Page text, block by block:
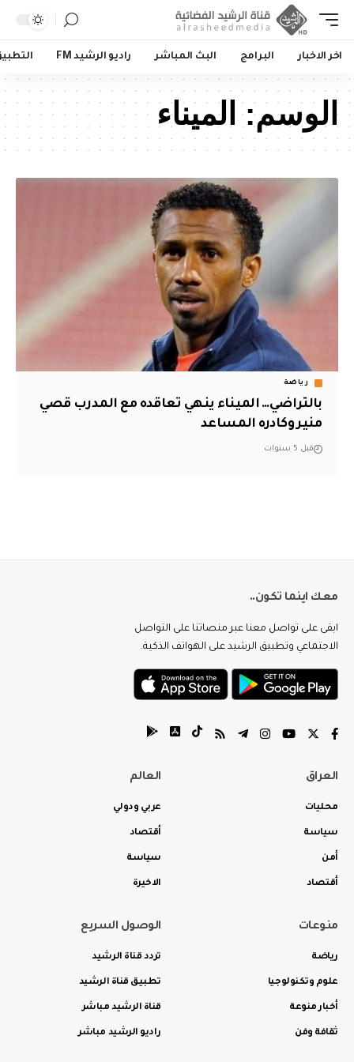
اخر الاخبار البرامج البث المباشر راديو الرشيد FM
الوسم: الميناء
رياضة
بالتراضي… الميناء ينهي تعاقده مع المدرب قصي
منير وكادره المساعد
قبل 5 سنوات
معك اينما تكون..
ابقى على تواصل معنا عبر منصاتنا على التواصل
الاجتماعي وتطبيق الرشيد على الهواتف الذكية.
العراق
محليات
سياسة
أمن
أقتصاد
العالم
عربي ودولي
أقتصاد
سياسة
الاخيرة
منوعات
رياضة
علوم وتكنولوجيا
أخبار منوعة
ثقافة وفن
الوصول السريع
تردد قناة الرشيد
تطبيق قناة الرشيد
قناة الرشيد مباشر
راديو الرشيد مباشر